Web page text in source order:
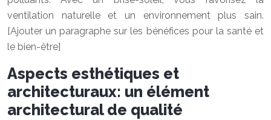
ventilation naturelle et un environnement plus sain.
[Ajouter un paragraphe sur les bénéfices pour la santé et
le bien-être]
Aspects esthétiques et
architecturaux: un élément
architectural de qualité